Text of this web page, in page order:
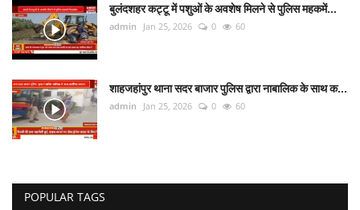
बुलंदशहर कट्टू में पशुओं के अवशेष मिलने से पुलिस महकमें...
admin Jan 25, 2026 0 60
शाहजहांपुर थाना सदर बाजार पुलिस द्वारा नाबालिक के साथ क...
admin Jan 25, 2026 0 60
POPULAR TAGS